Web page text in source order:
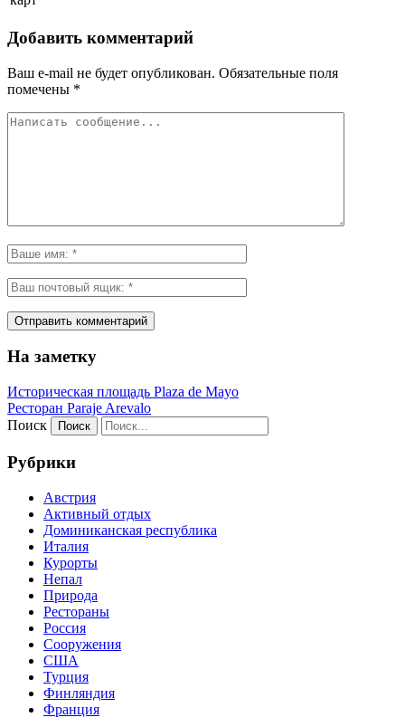
Добавить комментарий
Ваш e-mail не будет опубликован. Обязательные поля
помечены *
На заметку
Историческая площадь Plaza de Mayo
Ресторан Paraje Arevalo
Поиск
Рубрики
Австрия
Активный отдых
Доминиканская республика
Италия
Курорты
Непал
Природа
Рестораны
Россия
Сооружения
США
Турция
Финляндия
Франция